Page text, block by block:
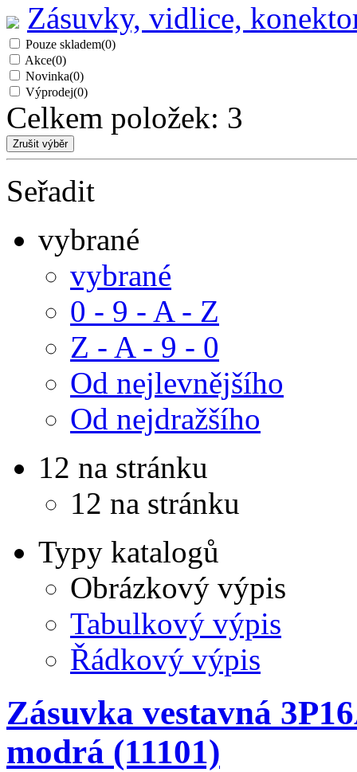
Zásuvky, vidlice,
Pouze skladem(0)
Akce(0)
Novinka(0)
Výprodej(0)
Celkem položek: 3
Seřadit
vybrané
vybrané
0 - 9 - A - Z
Z - A - 9 - 0
Od nejlevnějšího
Od nejdražšího
12 na stránku
12 na stránku
Typy katalogů
Obrázkový výpis
Tabulkový výpis
Řádkový výpis
Zásuvka vestavná
modrá (11101)